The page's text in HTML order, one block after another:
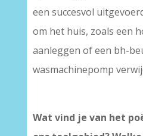
een succesvol
om het huis, zoals een
aanleggen of een bh-
wasmachinepomp
Wat vind je van het